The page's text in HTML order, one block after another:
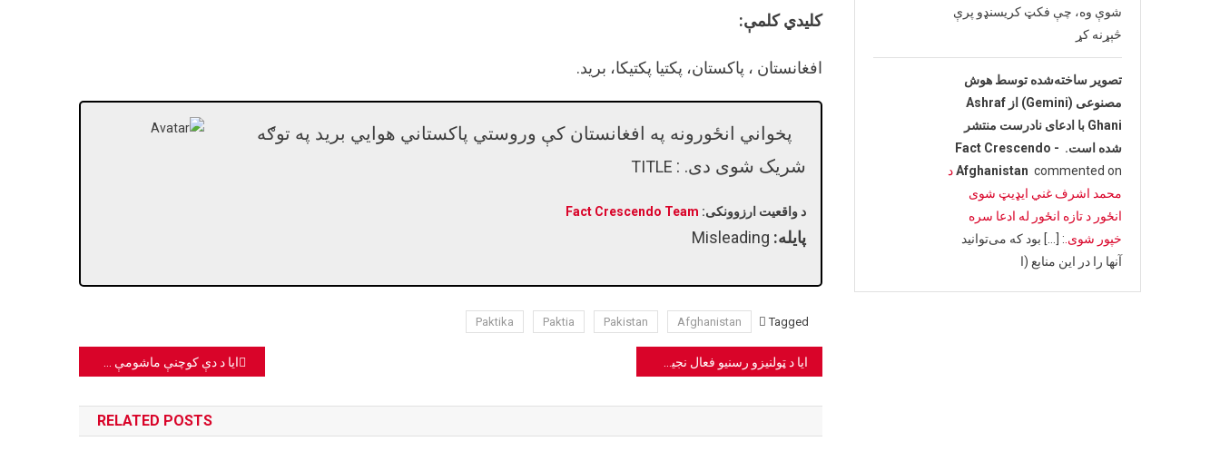
کلیدي کلمې:
افغانستان ، پاکستان، پکتيا پکتيکا، برید.
پخواني انځورونه په افغانستان کې وروستي پاکستاني هوايي برید په توګه
شریک شوی دی. :
د واقعیت ارزوونکی: Fact Crescendo Team
پایله:
Tagged
Afghanistan
Pakistan
Paktia
Paktika
Post
navigation
ایا د دې کوچنې ماشومې سره د تاوتریخوالي دغه انځور رېښتیا دی؟
RELATED POSTS
شوې وه، چې فکټ کریسنډو پرې
څېړنه کړ
تصویر ساخته‌شده توسط هوش
مصنوعی (Gemini) از Ashraf
Ghani با ادعای نادرست منتشر
شده است. - Fact Crescendo
Afghanistan commented on
د
محمد اشرف غني ایډیټ شوی
انځور د تازه انځور له ادعا سره
خپور شوی. : […] بود که می‌توانید
آنها را در این منابع (ا